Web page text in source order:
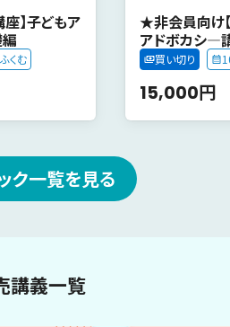
】子どもア
くむ
★非会員向け
アドボカシ―
買い切り
15,000円
ク一覧を見る
講義一覧